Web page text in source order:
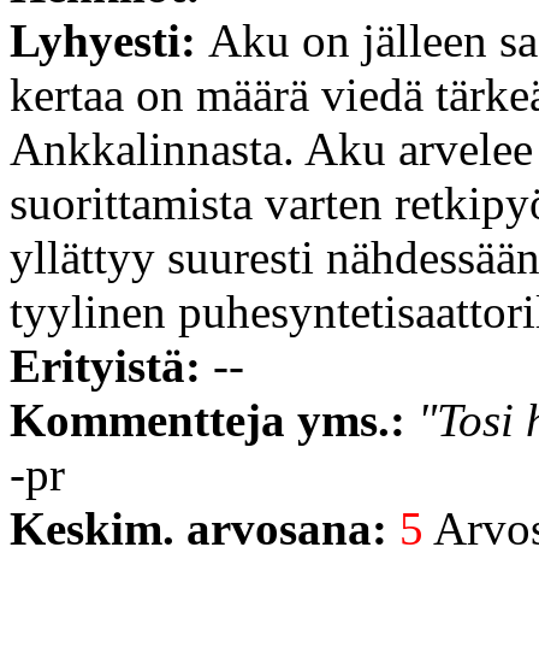
Lyhyesti: Aku on jälleen
kertaa on määrä viedä
Ankkalinnasta. Aku arvelee
suorittamista varten
yllättyy suuresti
tyylinen
Erityistä: --
Kommentteja yms.: "Tosi
-pr
Keskim. arvosana: 5